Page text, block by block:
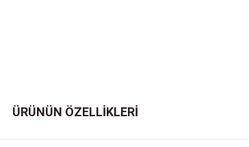
ÜRÜNÜN ÖZELLİKLERİ